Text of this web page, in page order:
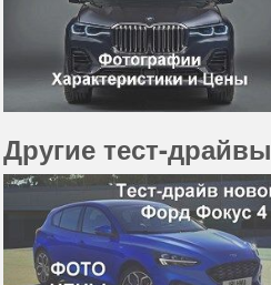
Другие тест-драйвы